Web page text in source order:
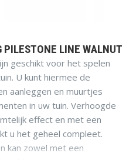
PILESTONE LINE WALNUT
geschikt voor het spelen
U kunt hiermee de
aanleggen en muurtjes
in uw tuin. Verhoogde
effect en met een
u het geheel compleet.
kan zowel met een